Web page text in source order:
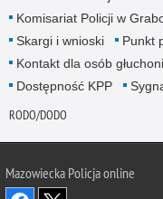
Komisariat Policji w
Skargi i wnioski
Punkt
Kontakt dla osób
Dostępność KPP
RODO/DODO
Mazowiecka Policja online